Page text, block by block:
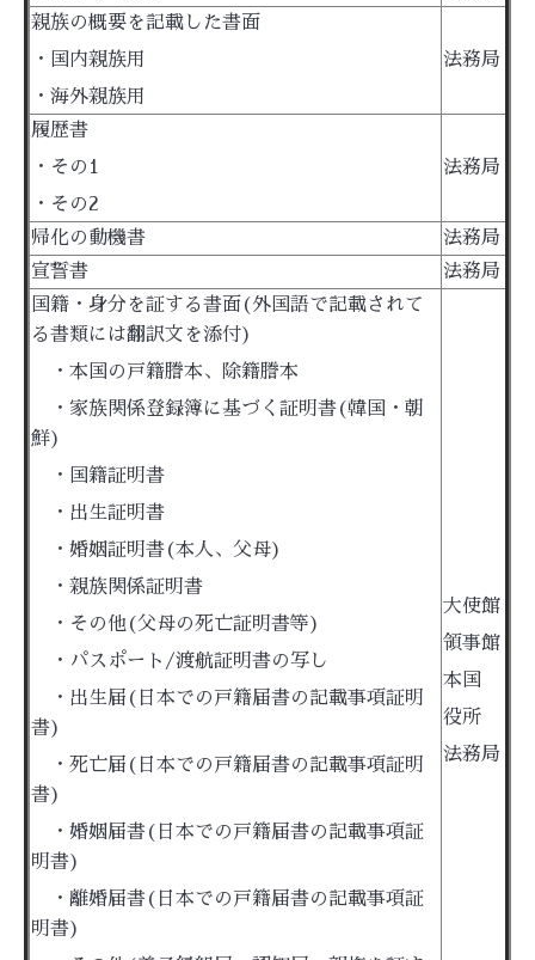
親族の概要を記載した書面
・国内親族用
・海外親族用
法務局
履歴書
・その1
・その2
法務局
帰化の動機書
法務局
宣誓書
法務局
国籍・身分を証する書面(外国語で記載されて
る書類には翻訳文を添付)
・本国の戸籍謄本、除籍謄本
・家族関係登録簿に基づく証明書(韓国・朝
鮮)
・国籍証明書
・出生証明書
・婚姻証明書(本人、父母)
・親族関係証明書
・その他(父母の死亡証明書等)
・パスポート/渡航証明書の写し
・出生届(日本での戸籍届書の記載事項証明
書)
・死亡届( 日本での戸籍届書の記載事項証明
書)
・婚姻届書( 日本での戸籍届書の記載事項証
明書)
・離婚届書( 日本での戸籍届書の記載事項証
明書)
大使館
領事館
本国
役所
法務局